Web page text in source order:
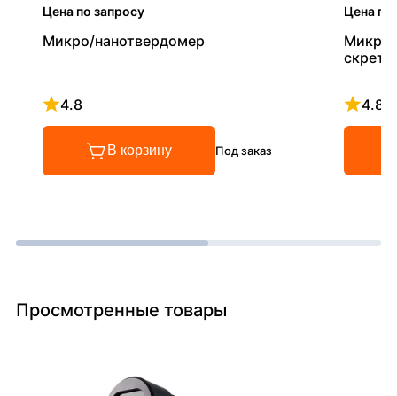
Цена по запросу
Микро/нанотвердомер
4.8
Рейтинг 4.8 из 5
В корзину Под заказ
Цена по
Микро/
4.8
Просмотренные товары